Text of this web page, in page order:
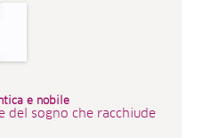
e nobile
del sogno che racchiude